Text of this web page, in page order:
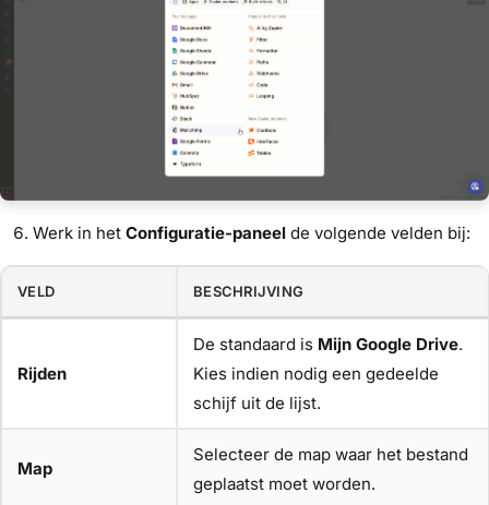
Werk in het Configuratie-paneel de volgende velden bij:
VELD BESCHRIJVING
Rijden
De standaard is Mijn Google Drive.
Kies indien nodig een gedeelde
schijf uit de lijst.
Map
Selecteer de map waar het bestand
geplaatst moet worden.